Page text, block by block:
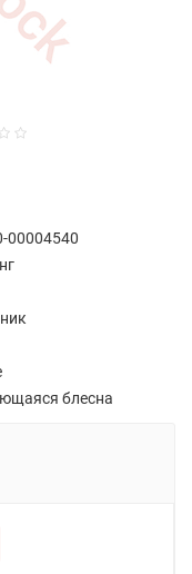
00004540
блесна